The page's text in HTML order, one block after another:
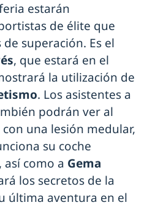
estarán
de élite que
superación. Es el
, que estará en el
la utilización de
. Los asistentes a
podrán ver al
con una lesión medular,
su coche
como a Gema
los secretos de la
última aventura en el